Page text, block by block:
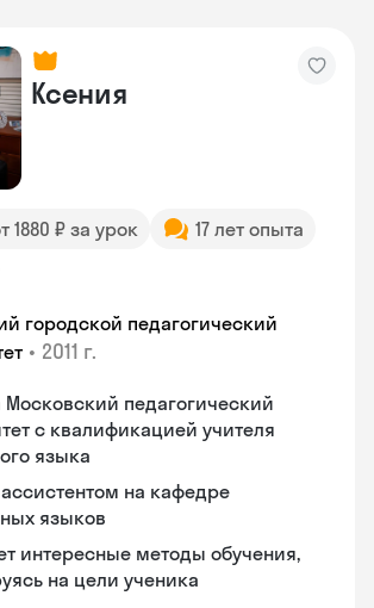
Ксения
1880 ₽ за урок
17 лет опыта
городской педагогический
• 2011 г.
Московский педагогический
с квалификацией учителя
языка
ассистентом на кафедре
языков
интересные методы обучения,
на цели ученика